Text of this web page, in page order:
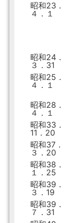
昭和23．
４．１
昭和24．
３．31
昭和25．
４．１
昭和28．
４．１
昭和33．
11．20
昭和37．
３．20
昭和38．
１．25
昭和39．
３．19
昭和39．
７．31